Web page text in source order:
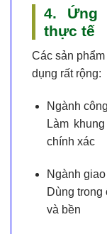
4. Ứng
thực tế
Các sản phẩm
dụng rất rộng:
Ngành
Làm
chính xác
Ngành
Dùng trong
và bền